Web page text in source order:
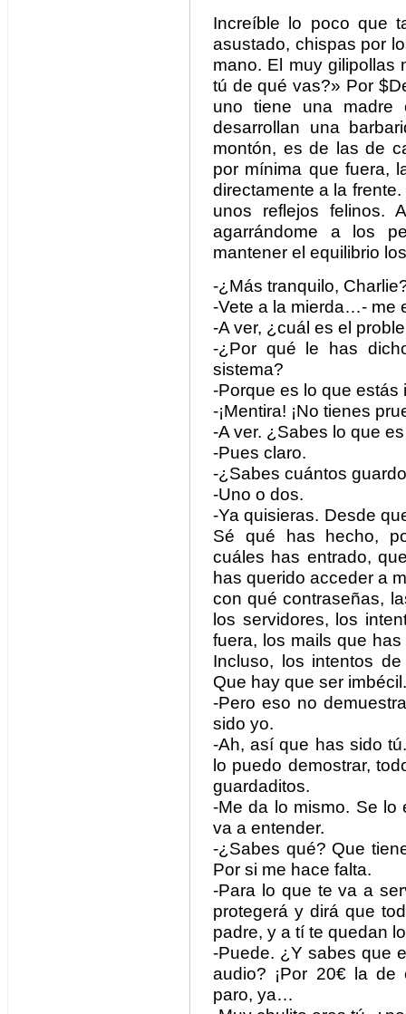
Increíble lo poco que
asustado, chispas por
mano. El muy gilipollas
tú de qué vas?» Por
uno tiene una
desarrollan una
montón, es de las de
por mínima que fuera,
directamente a la
unos reflejos felinos.
agarrándome a los
mantener el equilibrio
-¿Más tranquilo,
-Vete a la mierda…- me
-A ver, ¿cuál es el
-¿Por qué le has
sistema?
-Porque es lo que
-¡Mentira! ¡No tienes
-A ver. ¿Sabes lo que
-Pues claro.
-¿Sabes cuántos
-Uno o dos.
-Ya quisieras. Desde
Sé qué has hecho,
cuáles has entrado,
has querido acceder a
con qué contraseñas,
los servidores, los
fuera, los mails que
Incluso, los intentos
Que hay que ser imbécil.
-Pero eso no
sido yo.
-Ah, así que has sido
lo puedo demostrar,
guardaditos.
-Me da lo mismo. Se
va a entender.
-¿Sabes qué? Que
Por si me hace falta.
-Para lo que te va a
protegerá y dirá que
padre, y a tí te quedan
-Puede. ¿Y sabes que
audio? ¡Por 20€ la
paro, ya…